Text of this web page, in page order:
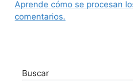
Aprende cómo se procesan
comentarios.
Buscar